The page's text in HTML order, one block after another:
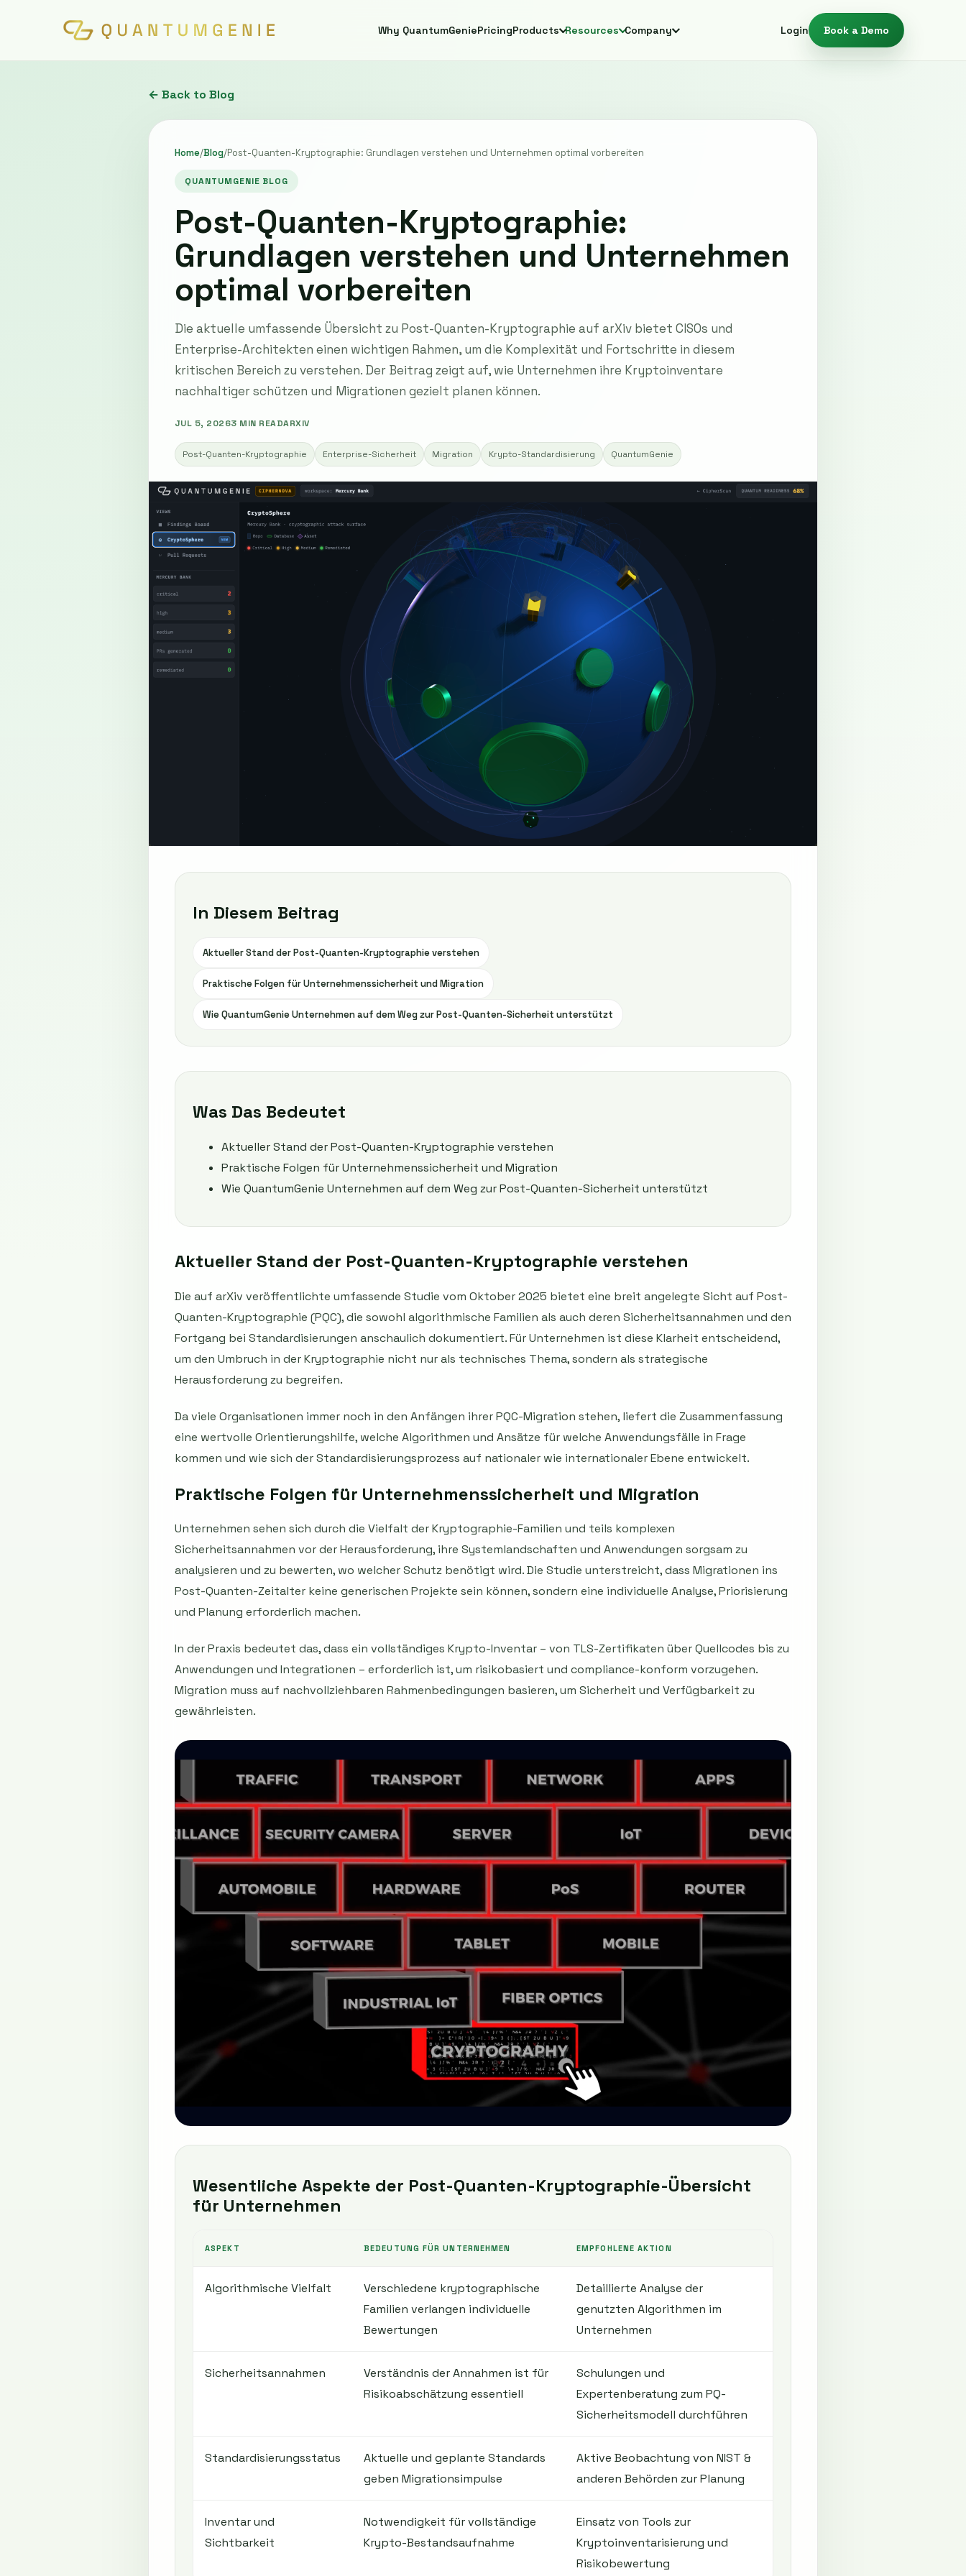
Why QuantumGeniePricingProducts Resources Company Login Book a Demo
← Back to Blog
Home/Blog/Post-Quanten-Kryptographie: Grundlagen verstehen und Unternehmen optimal vorbereiten
QUANTUMGENIE BLOG
Post-Quanten-Kryptographie:
Grundlagen verstehen und Unternehmen
optimal vorbereiten
Die aktuelle umfassende Übersicht zu Post-Quanten-Kryptographie auf arXiv bietet CISOs und
Enterprise-Architekten einen wichtigen Rahmen, um die Komplexität und Fortschritte in diesem
kritischen Bereich zu verstehen. Der Beitrag zeigt auf, wie Unternehmen ihre Kryptoinventare
nachhaltiger schützen und Migrationen gezielt planen können.
JUL 5, 20263 MIN READARXIV
Post-Quanten-Kryptographie Enterprise-Sicherheit Migration Krypto-Standardisierung QuantumGenie
In Diesem Beitrag
Aktueller Stand der Post-Quanten-Kryptographie verstehen
Praktische Folgen für Unternehmenssicherheit und Migration
Wie QuantumGenie Unternehmen auf dem Weg zur Post-Quanten-Sicherheit unterstützt
Was Das Bedeutet
Aktueller Stand der Post-Quanten-Kryptographie verstehen
Praktische Folgen für Unternehmenssicherheit und Migration
Wie QuantumGenie Unternehmen auf dem Weg zur Post-Quanten-Sicherheit unterstützt
Aktueller Stand der Post-Quanten-Kryptographie verstehen
Die auf arXiv veröffentlichte umfassende Studie vom Oktober 2025 bietet eine breit angelegte Sicht auf Post-
Quanten-Kryptographie (PQC), die sowohl algorithmische Familien als auch deren Sicherheitsannahmen und den
Fortgang bei Standardisierungen anschaulich dokumentiert. Für Unternehmen ist diese Klarheit entscheidend,
um den Umbruch in der Kryptographie nicht nur als technisches Thema, sondern als strategische
Herausforderung zu begreifen.
Da viele Organisationen immer noch in den Anfängen ihrer PQC-Migration stehen, liefert die Zusammenfassung
eine wertvolle Orientierungshilfe, welche Algorithmen und Ansätze für welche Anwendungsfälle in Frage
kommen und wie sich der Standardisierungsprozess auf nationaler wie internationaler Ebene entwickelt.
Praktische Folgen für Unternehmenssicherheit und Migration
Unternehmen sehen sich durch die Vielfalt der Kryptographie-Familien und teils komplexen
Sicherheitsannahmen vor der Herausforderung, ihre Systemlandschaften und Anwendungen sorgsam zu
analysieren und zu bewerten, wo welcher Schutz benötigt wird. Die Studie unterstreicht, dass Migrationen ins
Post-Quanten-Zeitalter keine generischen Projekte sein können, sondern eine individuelle Analyse, Priorisierung
und Planung erforderlich machen.
In der Praxis bedeutet das, dass ein vollständiges Krypto-Inventar – von TLS-Zertifikaten über Quellcodes bis zu
Anwendungen und Integrationen – erforderlich ist, um risikobasiert und compliance-konform vorzugehen.
Migration muss auf nachvollziehbaren Rahmenbedingungen basieren, um Sicherheit und Verfügbarkeit zu
gewährleisten.
Wesentliche Aspekte der Post-Quanten-Kryptographie-Übersicht
für Unternehmen
ASPEKT BEDEUTUNG FÜR UNTERNEHMEN EMPFOHLENE AKTION
Algorithmische Vielfalt
Verschiedene kryptographische
Familien verlangen individuelle
Bewertungen
Detaillierte Analyse der
genutzten Algorithmen im
Unternehmen
Sicherheitsannahmen
Verständnis der Annahmen ist für
Risikoabschätzung essentiell
Schulungen und
Expertenberatung zum PQ-
Sicherheitsmodell durchführen
Standardisierungsstatus
Aktuelle und geplante Standards
geben Migrationsimpulse
Aktive Beobachtung von NIST &
anderen Behörden zur Planung
Inventar und
Sichtbarkeit
Notwendigkeit für vollständige
Krypto-Bestandsaufnahme
Einsatz von Tools zur
Kryptoinventarisierung und
Risikobewertung